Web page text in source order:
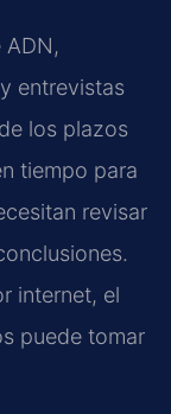
entrevistas
los plazos
tiempo para
revisar
internet, el
puede tomar